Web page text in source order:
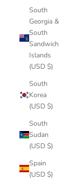
South
Georgia &
South
Sandwich
Islands
(USD $)
South
Korea
(USD $)
South
Sudan
(USD $)
Spain
(USD $)